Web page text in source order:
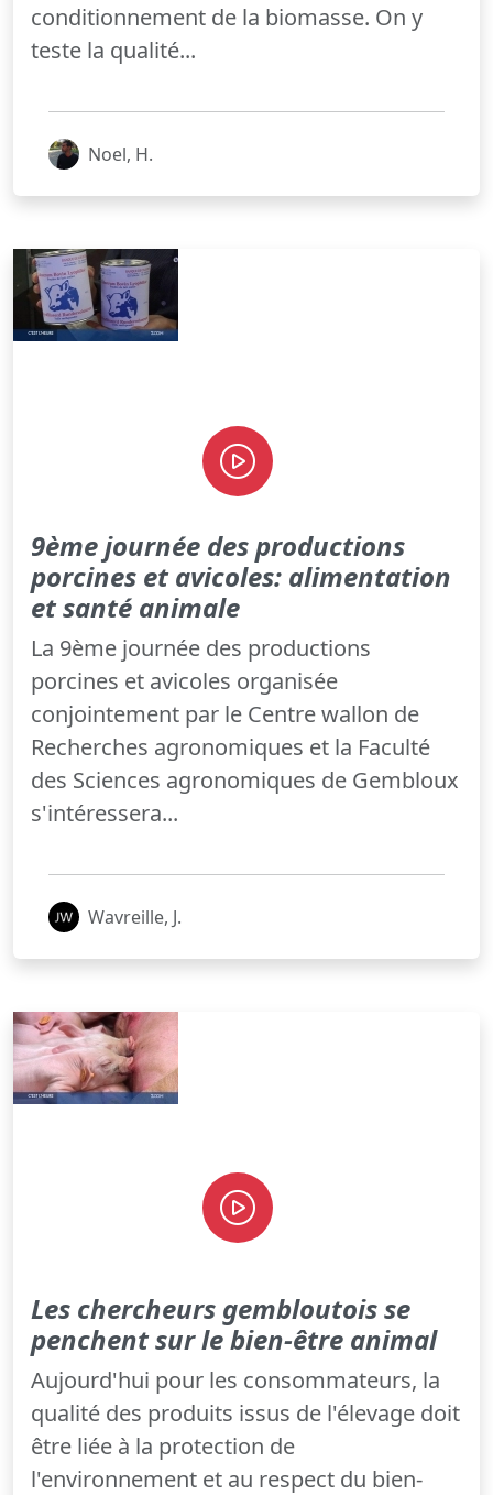
conditionnement de la biomasse. On y
teste la qualité...
Noel, H.
9ème journée des productions
porcines et avicoles: alimentation
et santé animale
La 9ème journée des productions
porcines et avicoles organisée
conjointement par le Centre wallon de
Recherches agronomiques et la Faculté
des Sciences agronomiques de Gembloux
s'intéressera...
Wavreille, J.
Les chercheurs gembloutois se
penchent sur le bien-être animal
Aujourd'hui pour les consommateurs, la
qualité des produits issus de l'élevage doit
être liée à la protection de
l'environnement et au respect du bien-